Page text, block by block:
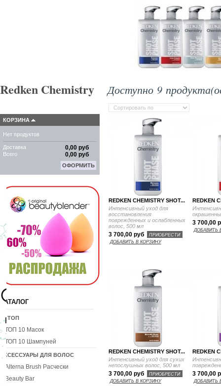
Redken Chemistry Доступно 9
REDKEN CHEMISTRY SHOT...
Интенсивный уход для
восстановления
поврежденных и ослабленных
волос, 500 мл
3 700,00 руб
ПРИОБРЕСТИ
ДОБАВИТЬ В КОРЗИНУ
REDKEN
3 700,00
ДОБАВИТЬ
REDKEN CHEMISTRY SHOT...
Интенсивный уход для сухих
непослушных волос, 500 мл
3 700,00 руб
ПРИОБРЕСТИ
ДОБАВИТЬ В КОРЗИНУ
REDKEN
3 700,00
ДОБАВИТЬ
КОРЗИНА
Нет продуктов
Доставка 0,00 руб
Всего 0,00 руб
ОФОРМИТЬ
КАТАЛОГ
10 ТОП
ТОП 10 Масок
ТОП 10 Шампуней
АКСЕССУАРЫ ДЛЯ ВОЛОС
Alterna Brush Расчески
Beauty Bar